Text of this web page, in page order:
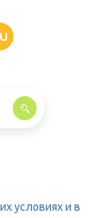
условиях и в